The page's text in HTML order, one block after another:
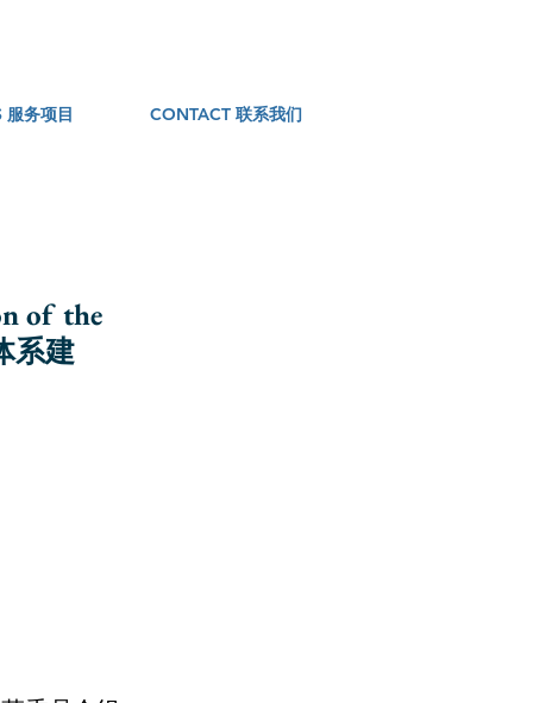
服务项目 CONTACT 联系我们
of the
系建